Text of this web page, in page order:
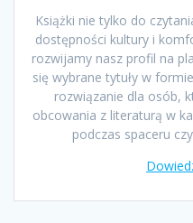
Książki nie tylko do
dostępności kultury i
rozwijamy nasz profil na
się wybrane tytuły w
rozwiązanie dla osób,
obcowania z literaturą w
podczas spaceru